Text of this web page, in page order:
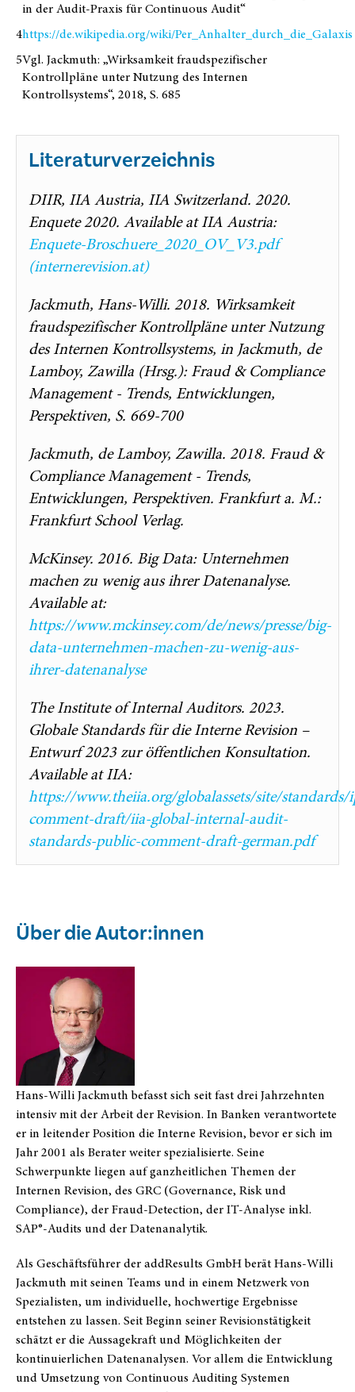
in der Audit-Praxis für Continuous Audit“
4https://de.wikipedia.org/wiki/Per_Anhalter_durch_die_Galaxis
5Vgl. Jackmuth: „Wirksamkeit fraudspezifischer
Kontrollpläne unter Nutzung des Internen
Kontrollsystems“, 2018, S. 685
Literaturverzeichnis
DIIR, IIA Austria, IIA Switzerland. 2020.
Enquete 2020. Available at IIA Austria:
Enquete-Broschuere_2020_OV_V3.pdf
(internerevision.at)
Jackmuth, Hans-Willi. 2018. Wirksamkeit
fraudspezifischer Kontrollpläne unter Nutzung
des Internen Kontrollsystems, in Jackmuth, de
Lamboy, Zawilla (Hrsg.): Fraud & Compliance
Management - Trends, Entwicklungen,
Perspektiven, S. 669-700
Jackmuth, de Lamboy, Zawilla. 2018. Fraud &
Compliance Management - Trends,
Entwicklungen, Perspektiven. Frankfurt a. M.:
Frankfurt School Verlag.
McKinsey. 2016. Big Data: Unternehmen
machen zu wenig aus ihrer Datenanalyse.
Available at:
https://www.mckinsey.com/de/news/presse/big-
data-unternehmen-machen-zu-wenig-aus-
ihrer-datenanalyse
The Institute of Internal Auditors. 2023.
Globale Standards für die Interne Revision –
Entwurf 2023 zur öffentlichen Konsultation.
Available at IIA:
https://www.theiia.org/globalassets/site/
comment-draft/iia-global-internal-audit-
standards-public-comment-draft-german.pdf
Über die Autor:innen
Hans-Willi Jackmuth befasst sich seit fast drei Jahrzehnten
intensiv mit der Arbeit der Revision. In Banken verantwortete
er in leitender Position die Interne Revision, bevor er sich im
Jahr 2001 als Berater weiter spezialisierte. Seine
Schwerpunkte liegen auf ganzheitlichen Themen der
Internen Revision, des GRC (Governance, Risk und
Compliance), der Fraud-Detection, der IT-Analyse inkl.
SAP®-Audits und der Datenanalytik.
Als Geschäftsführer der addResults GmbH berät Hans-Willi
Jackmuth mit seinen Teams und in einem Netzwerk von
Spezialisten, um individuelle, hochwertige Ergebnisse
entstehen zu lassen. Seit Beginn seiner Revisionstätigkeit
schätzt er die Aussagekraft und Möglichkeiten der
kontinuierlichen Datenanalysen. Vor allem die Entwicklung
und Umsetzung von Continuous Auditing Systemen